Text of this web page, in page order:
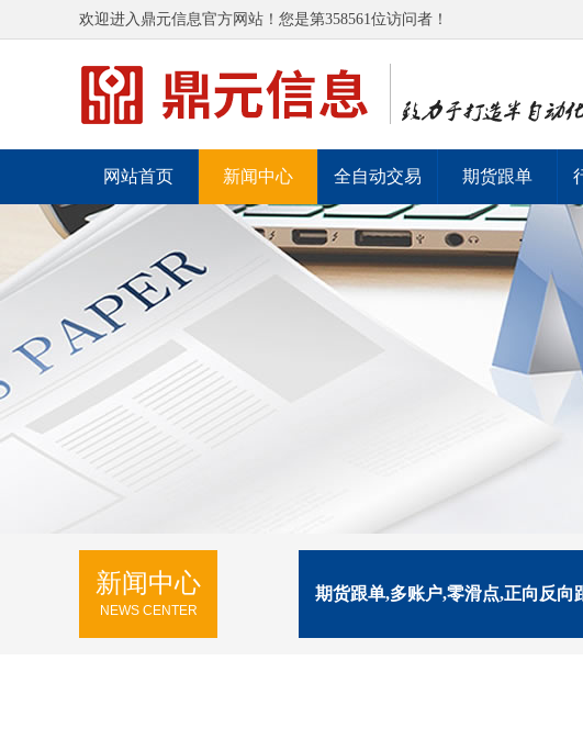
欢迎进入鼎元信息官方网站！您是第358561位访问者！
网站首页 新闻中心 全自动交易 期货跟单
新闻中心
NEWS CENTER
期货跟单,多账户,零滑点,正向反向